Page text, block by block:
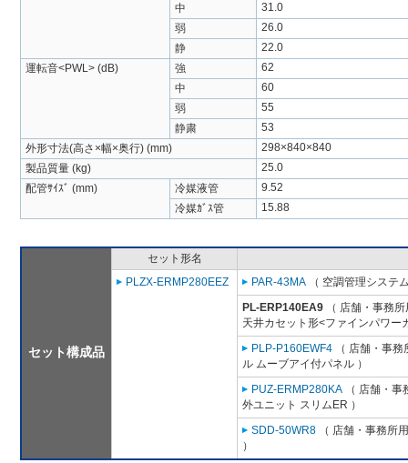
中
31.0
弱
26.0
静
22.0
運転音<PWL> (dB)
強
62
中
60
弱
55
静粛
53
外形寸法(高さ×幅×奥行) (mm)
298×840×840
製品質量 (kg)
25.0
配管ｻｲｽﾞ (mm)
冷媒液管
9.52
冷媒ｶﾞｽ管
15.88
セット構成品
セット形名
PLZX-ERMP280EEZ
PAR-43MA （ 空調管理システ
PL-ERP140EA9 （ 店舗・事務
天井カセット形<ファインパワー
PLP-P160EWF4 （ 店舗・事
ル ムーブアイ付パネル ）
PUZ-ERMP280KA （ 店舗・
外ユニット スリムER ）
SDD-50WR8 （ 店舗・事務所
）